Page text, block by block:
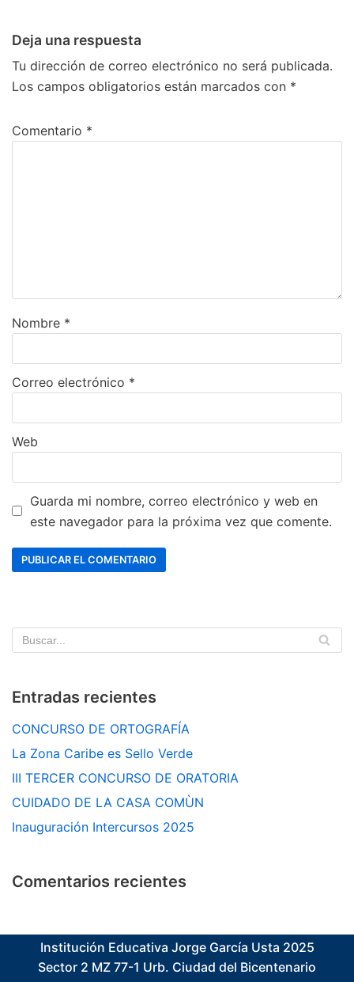
Deja una respuesta
Tu dirección de correo electrónico no será publicada.
Los campos obligatorios están marcados con *
Comentario *
Nombre *
Correo electrónico *
Web
Guarda mi nombre, correo electrónico y web en
este navegador para la próxima vez que comente.
Entradas recientes
CONCURSO DE ORTOGRAFÍA
La Zona Caribe es Sello Verde
III TERCER CONCURSO DE ORATORIA
CUIDADO DE LA CASA COMÙN
Inauguración Intercursos 2025
Comentarios recientes
Institución Educativa Jorge García Usta 2025
Sector 2 MZ 77-1 Urb. Ciudad del Bicentenario